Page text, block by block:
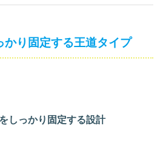
かり固定する王道タイプ
しっかり固定する設計